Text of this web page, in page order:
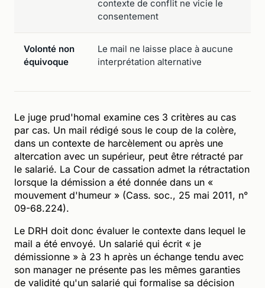
contexte de conflit ne vicie le
consentement
Volonté non
équivoque
Le mail ne laisse place à aucune
interprétation alternative
Le juge prud'homal examine ces 3 critères au cas
par cas. Un mail rédigé sous le coup de la colère,
dans un contexte de harcèlement ou après une
altercation avec un supérieur, peut être rétracté par
le salarié. La Cour de cassation admet la rétractation
lorsque la démission a été donnée dans un «
mouvement d'humeur » (Cass. soc., 25 mai 2011, n°
09-68.224).
Le DRH doit donc évaluer le contexte dans lequel le
mail a été envoyé. Un salarié qui écrit « je
démissionne » à 23 h après un échange tendu avec
son manager ne présente pas les mêmes garanties
de validité qu'un salarié qui formalise sa décision